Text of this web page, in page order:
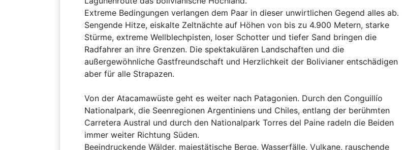
Extreme Bedingungen verlangen dem Paar in dieser unwirtlichen Gegend alles ab.
Sengende Hitze, eiskalte Zeltnächte auf Höhen von bis zu 4.900 Metern, starke
Stürme, extreme Wellblechpisten, loser Schotter und tiefer Sand bringen die
Radfahrer an ihre Grenzen. Die spektakulären Landschaften und die
außergewöhnliche Gastfreundschaft und Herzlichkeit der Bolivianer entschädigen
aber für alle Strapazen.
Von der Atacamawüste geht es weiter nach Patagonien. Durch den Conguillío
Nationalpark, die Seenregionen Argentiniens und Chiles, entlang der berühmten
Carretera Austral und durch den Nationalpark Torres del Paine radeln die Beiden
immer weiter Richtung Süden.
Beeindruckende Wälder, majestätische Berge, Wasserfälle, Vulkane, rauschende